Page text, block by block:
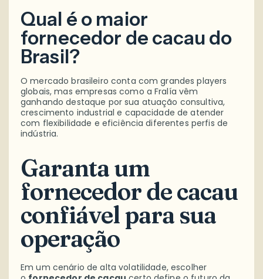
Qual é o maior
fornecedor de cacau do
Brasil?
O mercado brasileiro conta com grandes players
globais, mas empresas como a Fralía vêm
ganhando destaque por sua atuação consultiva,
crescimento industrial e capacidade de atender
com flexibilidade e eficiência diferentes perfis de
indústria.
Garanta um
fornecedor de cacau
confiável para sua
operação
Em um cenário de alta volatilidade, escolher